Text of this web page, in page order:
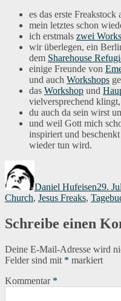
es das erste
mein letztes schon
ich erstmals zwei
wir überlegen, ein
dem Sharehouse
einige Freunde von
und auch Workshops
das Workshop und
vielversprechend klingt,
du auch da sein wirst
und weil Gott mich
inspiriert und
wieder tun wird.
Daniel Hufeisen29.
Church, Jesus Freaks,
Schreibe einen
Deine E-Mail-Adresse wird
Felder sind mit * markiert
Kommentar *